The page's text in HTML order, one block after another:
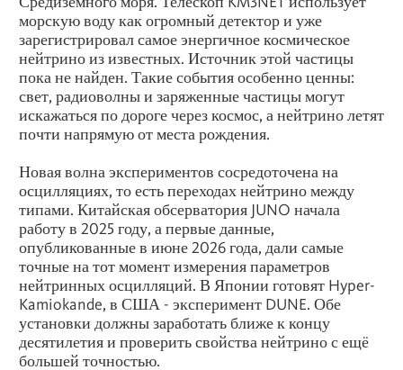
морскую воду как огромный детектор и уже
зарегистрировал самое энергичное космическое
нейтрино из известных. Источник этой частицы
пока не найден. Такие события особенно ценны:
свет, радиоволны и заряженные частицы могут
искажаться по дороге через космос, а нейтрино летят
почти напрямую от места рождения.
Новая волна экспериментов сосредоточена на
осцилляциях, то есть переходах нейтрино между
типами. Китайская обсерватория JUNO начала
работу в 2025 году, а первые данные,
опубликованные в июне 2026 года, дали самые
точные на тот момент измерения параметров
нейтринных осцилляций. В Японии готовят Hyper-
Kamiokande, в США - эксперимент DUNE. Обе
установки должны заработать ближе к концу
десятилетия и проверить свойства нейтрино с ещё
большей точностью.